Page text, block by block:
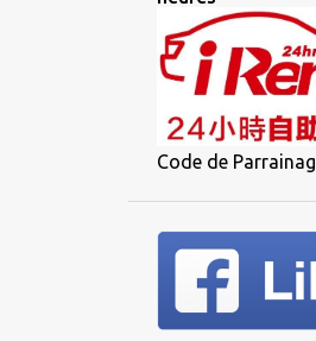
Code de